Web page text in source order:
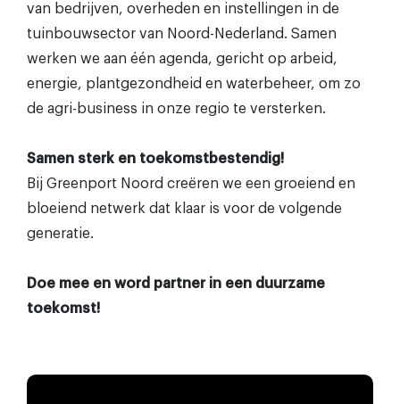
van bedrijven, overheden en instellingen in de
tuinbouwsector van Noord-Nederland. Samen
werken we aan één agenda, gericht op arbeid,
energie, plantgezondheid en waterbeheer, om zo
de agri-business in onze regio te versterken.
Samen sterk en toekomstbestendig!
Bij Greenport Noord creëren we een groeiend en
bloeiend netwerk dat klaar is voor de volgende
generatie.
Doe mee en word partner in een duurzame
toekomst!